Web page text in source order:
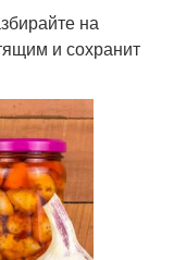
на
и сохранит